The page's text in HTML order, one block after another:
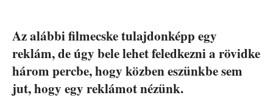
Az alábbi filmecske tulajdonképp egy
reklám, de úgy bele lehet feledkezni a rövidke
három percbe, hogy közben eszünkbe sem
jut, hogy egy reklámot nézünk.